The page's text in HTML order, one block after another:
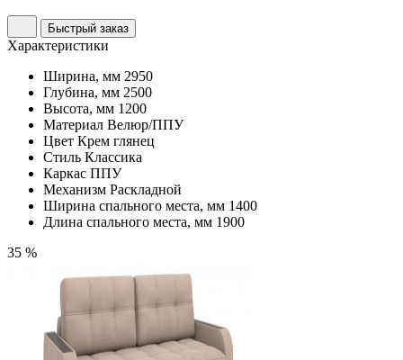
Быстрый заказ
Характеристики
Ширина, мм 2950
Глубина, мм 2500
Высота, мм 1200
Материал Велюр/ППУ
Цвет Крем глянец
Стиль Классика
Каркас ППУ
Механизм Раскладной
Ширина спального места, мм 1400
Длина спального места, мм 1900
35 %